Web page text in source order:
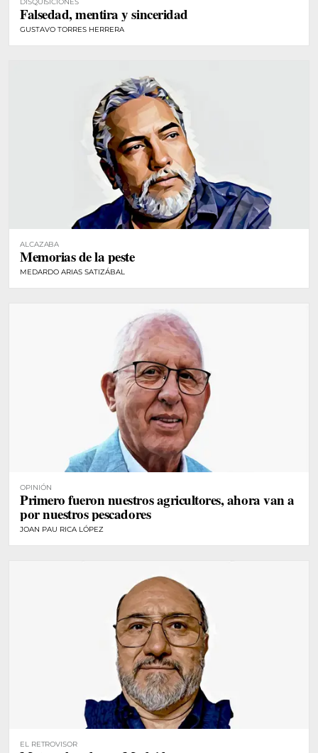
Falsedad, mentira y sinceridad
GUSTAVO TORRES HERRERA
ALCAZABA
Memorias de la peste
MEDARDO ARIAS SATIZÁBAL
OPINIÓN
Primero fueron nuestros agricultores, ahora van a
por nuestros pescadores
JOAN PAU RICA LÓPEZ
EL RETROVISOR